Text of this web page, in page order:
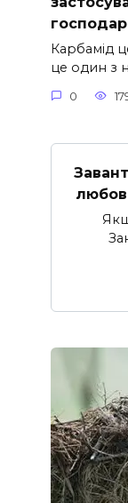
Карбамід
це один з
0